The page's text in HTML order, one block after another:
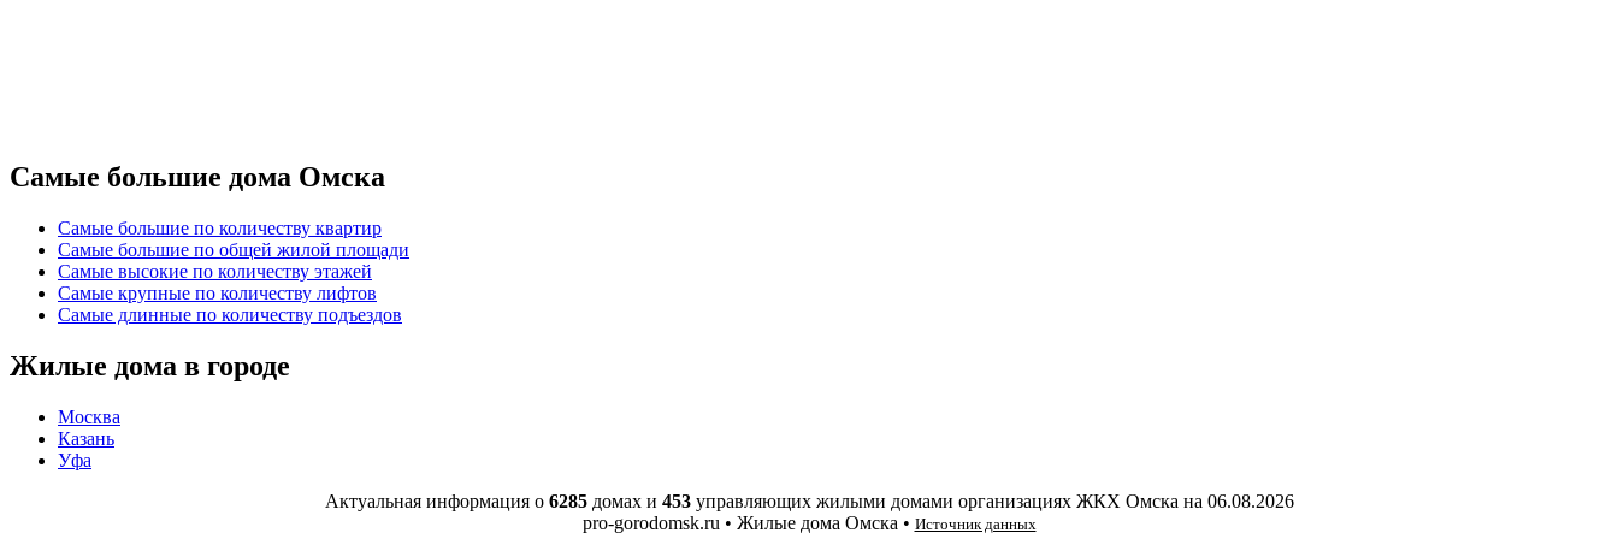
Самые большие дома Омска
Самые большие по количеству квартир
Самые большие по общей жилой площади
Самые высокие по количеству этажей
Самые крупные по количеству лифтов
Самые длинные по количеству подъездов
Жилые дома в городе
Москва
Казань
Уфа
Актуальная информация о 6285 домах и 453 управляющих жилыми домами организациях ЖКХ Омска на 06.08.2026
pro-gorodomsk.ru • Жилые дома Омска • Источник данных